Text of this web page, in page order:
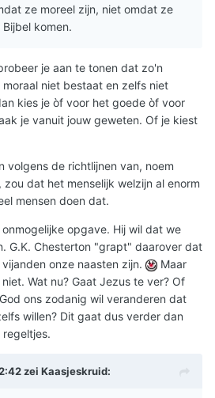
ze moreel zijn, niet omdat ze
komen.
je aan te tonen dat zo'n
niet bestaat en zelfs niet
kies je òf voor het goede òf voor
je vanuit jouw geweten. Of je kiest
volgens de richtlijnen van, noem
zou dat het menselijk welzijn al enorm
mensen doen dat.
opgave. Hij wil dat we
G.K. Chesterton "grapt" daarover dat
onze naasten zijn.
Maar
Wat nu? Gaat Jezus te ver? Of
ons zodanig wil veranderen dat
willen? Dit gaat dus verder dan
zei Kaasjeskruid: